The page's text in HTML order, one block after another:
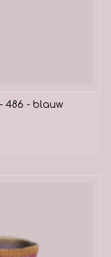
486 - blauw